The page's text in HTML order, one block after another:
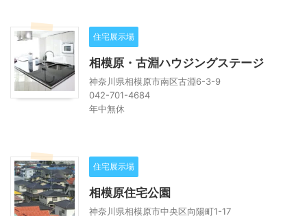
住宅展示場
相模原・古淵ハウジングステージ
神奈川県相模原市南区古淵6-3-9
042-701-4684
年中無休
住宅展示場
相模原住宅公園
神奈川県相模原市中央区向陽町1-17